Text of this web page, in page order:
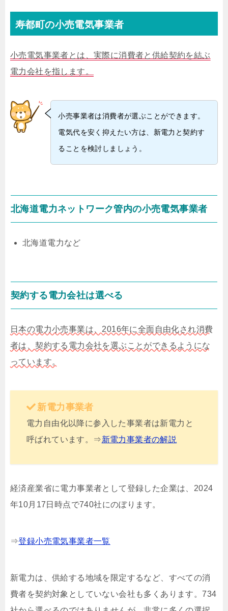
寿都町の小売電気事業者
小売電気事業者とは、実際に消費者と供給契約を結ぶ
電力会社を指します。
小売事業者は消費者が選ぶことができます。
電気代を安く抑えたい方は、新電力と契約す
ることを検討しましょう。
北海道電力ネットワーク管内の小売電気事業者
北海道電力など
契約する電力会社は選べる
日本の電力小売事業は、2016年に全面自由化され消費
者は、契約する電力会社を選ぶことができるようにな
っています。
新電力事業者
電力自由化以降に参入した事業者は新電力と
呼ばれています。⇒新電力事業者の解説
経済産業省に電力事業者として登録した企業は、2024
年10月17日時点で740社にのぼります。
⇒登録小売電気事業者一覧
新電力は、供給する地域を限定するなど、すべての消
費者を契約対象としていない会社も多くあります。734